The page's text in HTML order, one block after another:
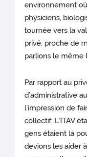
environnement
physiciens,
tournée vers la
privé, proche de
parlions le même
Par rapport au
d’administrative
l’impression de
collectif. L’ITAV
gens étaient là
devions les aider